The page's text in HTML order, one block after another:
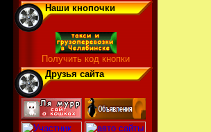
Наши кнопочки
Получить код кнопки
Друзья сайта